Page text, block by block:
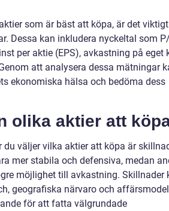
som är bäst att köpa, är det
Dessa kan inkludera nyckeltal som
per aktie (EPS), avkastning på eget
att analysera dessa mätningar
ekonomiska hälsa och bedöma dess
olika aktier att
väljer vilka aktier att köpa är
mer stabila och defensiva, medan
möjlighet till avkastning. Skillnader
geografiska närvaro och
för att fatta välgrundade